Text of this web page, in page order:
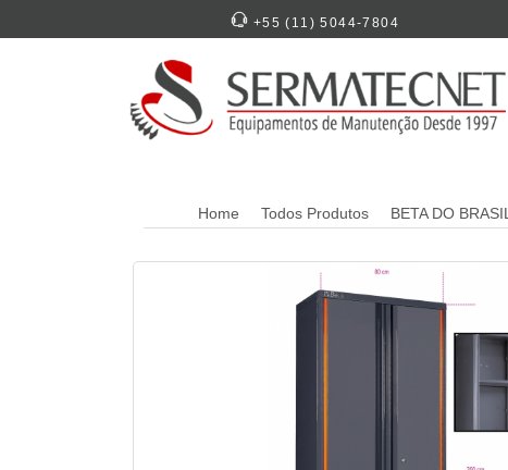
+55 (11) 5044-7804
Home Todos Produtos BETA DO BRASIL